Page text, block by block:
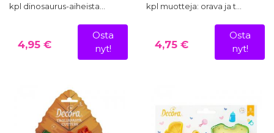
kpl dinosaurus-aiheista…
4,95 €
Osta
nyt!
kpl muotteja: orava ja t…
4,75 €
Osta
nyt!